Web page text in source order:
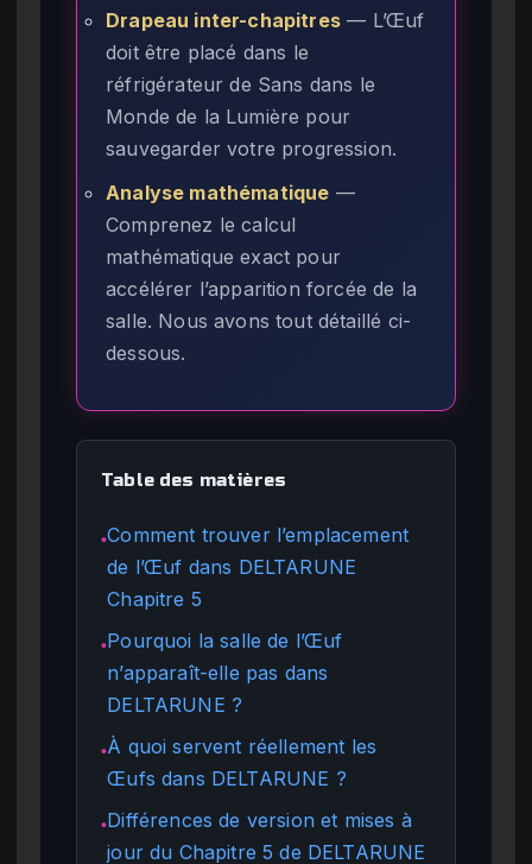
Drapeau inter-chapitres — L’Œuf
doit être placé dans le
réfrigérateur de Sans dans le
Monde de la Lumière pour
sauvegarder votre progression.
Analyse mathématique —
Comprenez le calcul
mathématique exact pour
accélérer l’apparition forcée de la
salle. Nous avons tout détaillé ci-
dessous.
Table des matières
●Comment trouver l’emplacement
de l’Œuf dans DELTARUNE
Chapitre 5
●Pourquoi la salle de l’Œuf
n’apparaît-elle pas dans
DELTARUNE ?
●À quoi servent réellement les
Œufs dans DELTARUNE ?
●Différences de version et mises à
jour du Chapitre 5 de DELTARUNE